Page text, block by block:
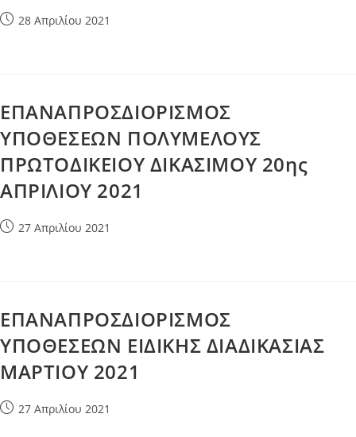
Post28 Απριλίου 2021
ΕΠΑΝΑΠΡΟΣΔΙΟΡΙΣΜΟΣ
ΥΠΟΘΕΣΕΩΝ ΠΟΛΥΜΕΛΟΥΣ
ΠΡΩΤΟΔΙΚΕΙΟΥ ΔΙΚΑΣΙΜΟΥ 20ης
ΑΠΡΙΛΙΟΥ 2021
Post27 Απριλίου 2021
ΕΠΑΝΑΠΡΟΣΔΙΟΡΙΣΜΟΣ
ΥΠΟΘΕΣΕΩΝ ΕΙΔΙΚΗΣ ΔΙΑΔΙΚΑΣΙΑΣ
ΜΑΡΤΙΟΥ 2021
Post27 Απριλίου 2021